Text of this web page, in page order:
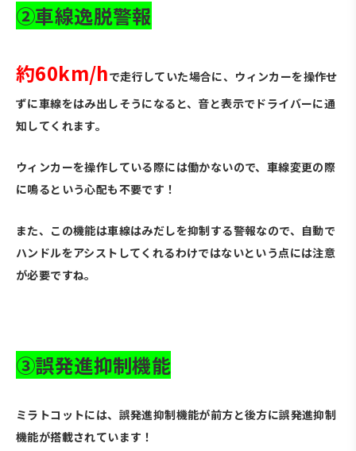
②車線逸脱警報
約60km/hで走行していた場合に、ウィンカーを操作せ
ずに車線をはみ出しそうになると、音と表示でドライバーに通
知してくれます。
ウィンカーを操作している際には働かないので、車線変更の際
に鳴るという心配も不要です！
また、この機能は車線はみだしを抑制する警報なので、自動で
ハンドルをアシストしてくれるわけではないという点には注意
が必要ですね。
③誤発進抑制機能
ミラトコットには、誤発進抑制機能が前方と後方に誤発進抑制
機能が搭載されています！